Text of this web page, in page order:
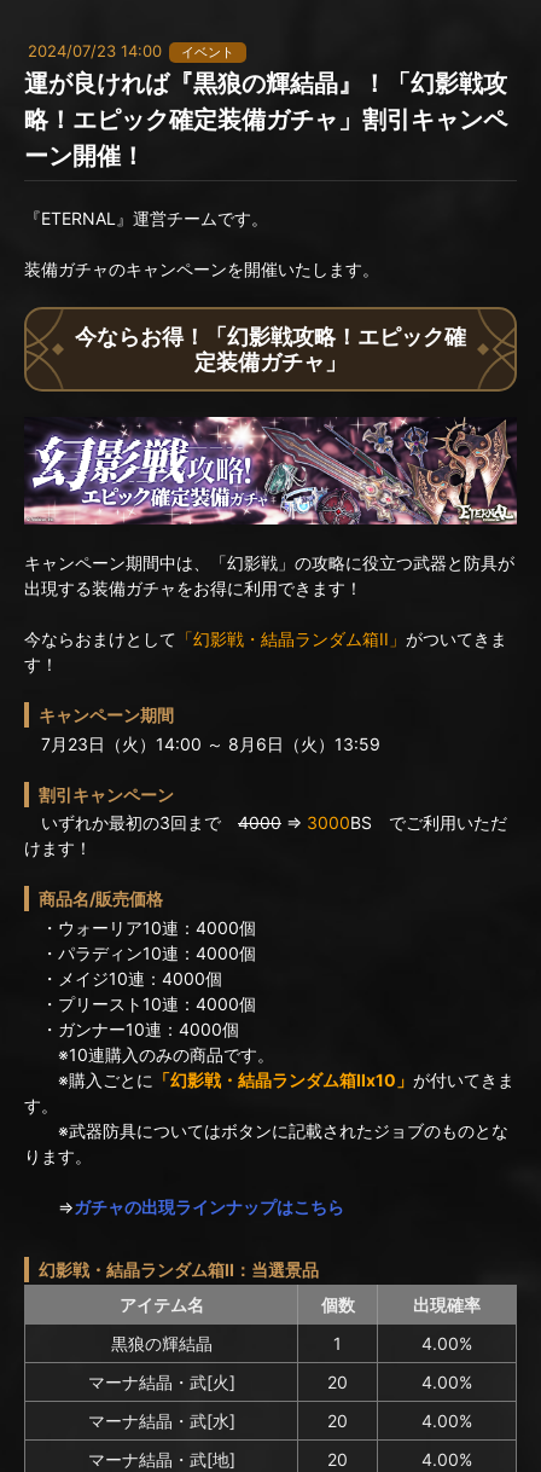
2024/07/23 14:00 イベント
運が良ければ『黒狼の輝結晶』！「幻影戦攻
略！エピック確定装備ガチャ」割引キャンペ
ーン開催！
『ETERNAL』運営チームです。
装備ガチャのキャンペーンを開催いたします。
今ならお得！「幻影戦攻略！エピック確
定装備ガチャ」
キャンペーン期間中は、「幻影戦」の攻略に役立つ武器と防具が
出現する装備ガチャをお得に利用できます！
今ならおまけとして 「幻影戦・結晶ランダム箱II」 がついてきま
す！
キャンペーン期間
7月23日（火）14:00 ～ 8月6日（火）13:59
割引キャンペーン
いずれか最初の3回まで 4000 ⇒ 3000BS でご利用いただ
けます！
商品名/販売価格
・ウォーリア10連：4000個
・パラディン10連：4000個
・メイジ10連：4000個
・プリースト10連：4000個
・ガンナー10連：4000個
※10連購入のみの商品です。
※購入ごとに 「幻影戦・結晶ランダム箱IIx10」 が付いてきま
す。
※武器防具についてはボタンに記載されたジョブのものとな
ります。
⇒ガチャの出現ラインナップはこちら
幻影戦・結晶ランダム箱II：当選景品
アイテム名
個数
出現確率
黒狼の輝結晶
1
4.00%
マーナ結晶・武[火]
20
4.00%
マーナ結晶・武[水]
20
4.00%
マーナ結晶・武[地]
20
4.00%